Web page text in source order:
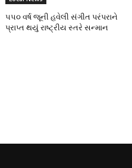
૫૫૦ વર્ષ જૂની હવેલી સંગીત પરંપરાને
પ્રાપ્ત થયું રાષ્ટ્રીય સ્તરે સન્માન